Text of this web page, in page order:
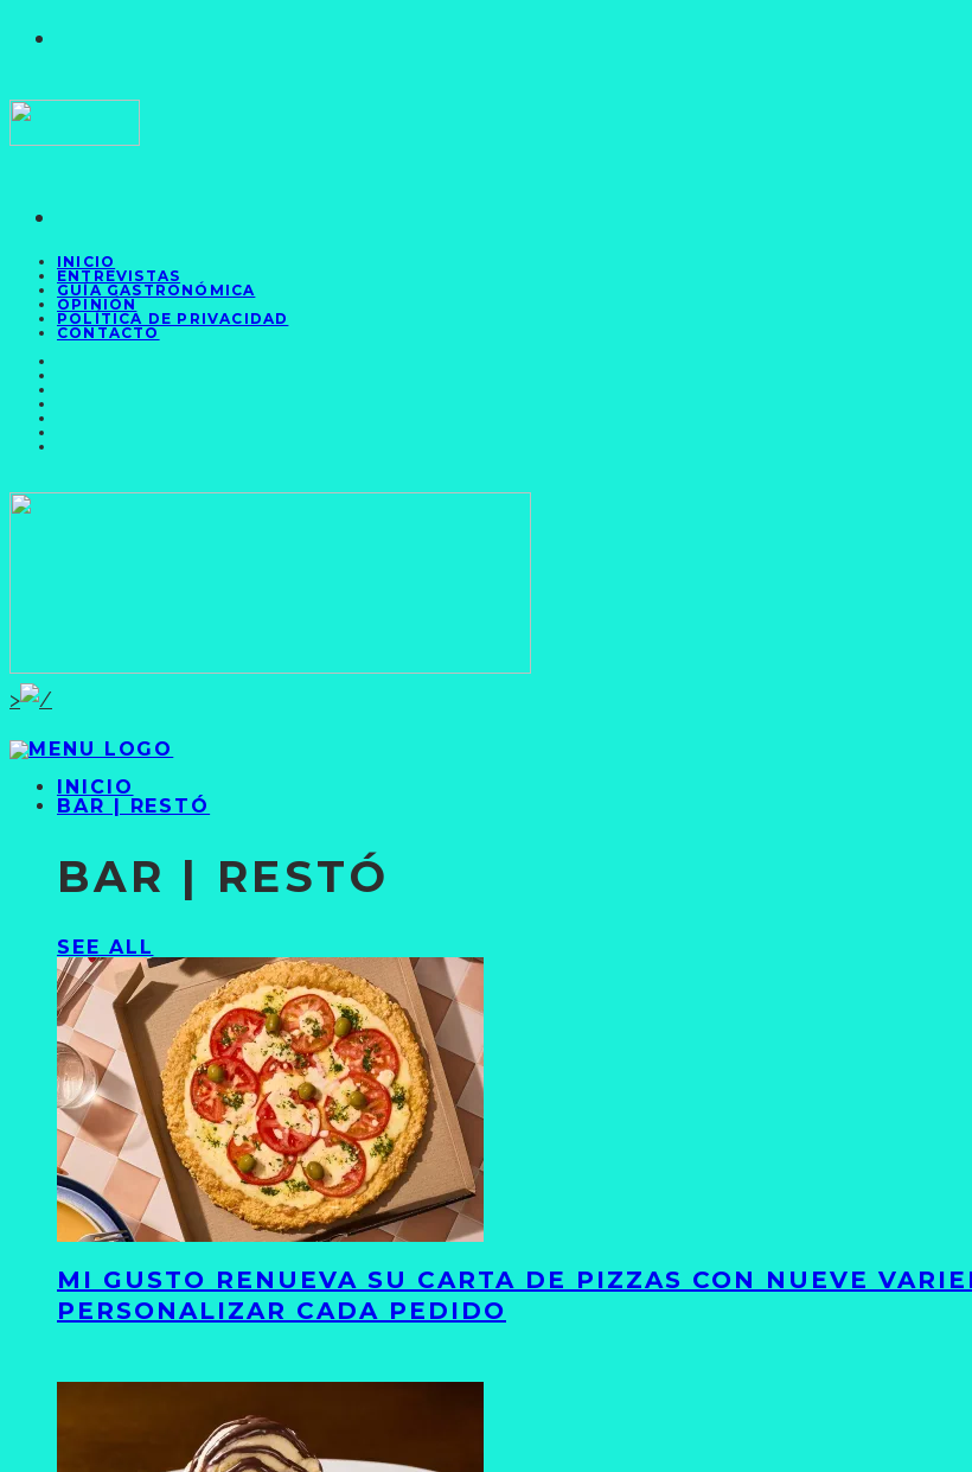
INICIO
ENTREVISTAS
GUÍA GASTRONÓMICA
OPINIÓN
POLÍTICA DE PRIVACIDAD
CONTACTO
>
INICIO
BAR | RESTÓ
BAR | RESTÓ
SEE ALL
MI GUSTO RENUEVA SU CARTA DE PIZZAS CON NUEVE
PERSONALIZAR CADA PEDIDO